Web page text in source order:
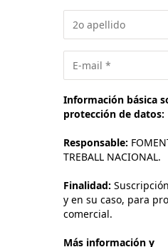
Información básica
protección de datos:
Responsable:
TREBALL NACIONAL.
Finalidad:
y en su caso, para
comercial.
Más información y